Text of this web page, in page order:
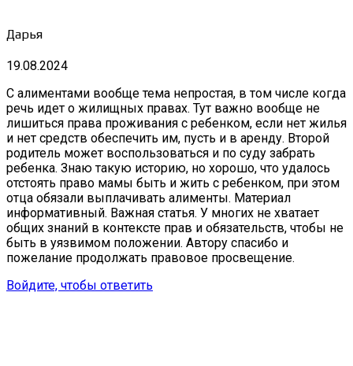
Дарья
19.08.2024
С алиментами вообще тема непростая, в том числе когда
речь идет о жилищных правах. Тут важно вообще не
лишиться права проживания с ребенком, если нет жилья
и нет средств обеспечить им, пусть и в аренду. Второй
родитель может воспользоваться и по суду забрать
ребенка. Знаю такую историю, но хорошо, что удалось
отстоять право мамы быть и жить с ребенком, при этом
отца обязали выплачивать алименты. Материал
информативный. Важная статья. У многих не хватает
общих знаний в контексте прав и обязательств, чтобы не
быть в уязвимом положении. Автору спасибо и
пожелание продолжать правовое просвещение.
Войдите, чтобы ответить